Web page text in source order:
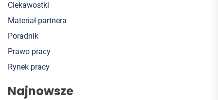
Ciekawostki
Materiał partnera
Poradnik
Prawo pracy
Rynek pracy
Najnowsze